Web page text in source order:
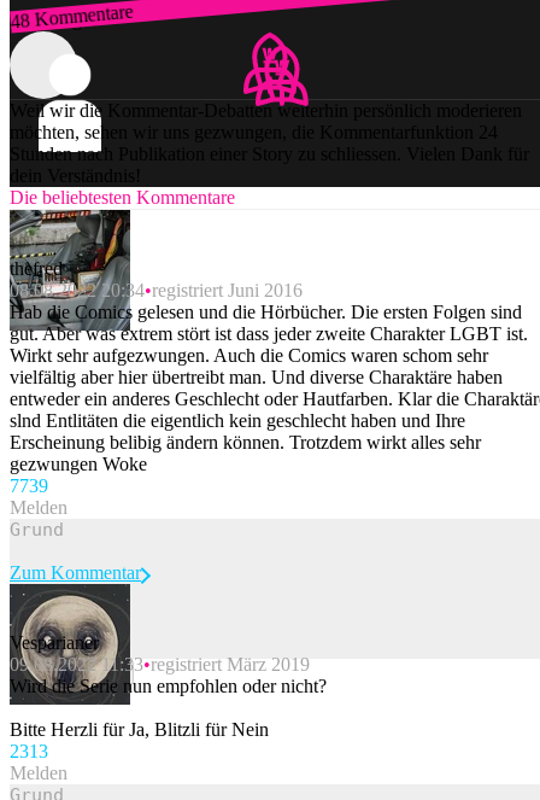
48 Kommentare
Zum Login
Weil wir die Kommentar-Debatten weiterhin persönlich moderieren
möchten, sehen wir uns gezwungen, die Kommentarfunktion 24
Stunden nach Publikation einer Story zu schliessen. Vielen Dank für
dein Verständnis!
Die beliebtesten Kommentare
thefred
08.08.2022 20:34 registriert Juni 2016
Hab die Comics gelesen und die Hörbücher. Die ersten Folgen sind
gut. Aber was extrem stört ist dass jeder zweite Charakter LGBT ist.
Wirkt sehr aufgezwungen. Auch die Comics waren schom sehr
vielfältig aber hier übertreibt man. Und diverse Charaktäre haben
entweder ein anderes Geschlecht oder Hautfarben. Klar die
slnd Entlitäten die eigentlich kein geschlecht haben und Ihre
Erscheinung belibig ändern können. Trotzdem wirkt alles sehr
gezwungen Woke
7739
Melden
Beitrag melden
Zum Kommentar
Vesparianer
09.08.2022 11:33 registriert März 2019
Wird die Serie nun empfohlen oder nicht?
Bitte Herzli für Ja, Blitzli für Nein
2313
Melden